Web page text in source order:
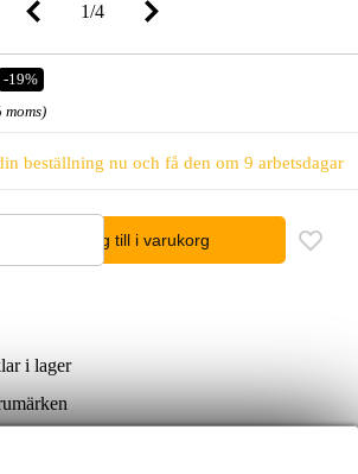
1/4
-19%
beställning nu och få den om 9 arbetsdagar
lägg till i varukorg
i lager